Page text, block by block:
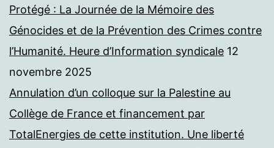
Protégé : La Journée de la Mémoire des
Génocides et de la Prévention des Crimes contre
l’Humanité. Heure d’Information syndicale 12
novembre 2025
Annulation d’un colloque sur la Palestine au
Collège de France et financement par
TotalEnergies de cette institution. Une liberté